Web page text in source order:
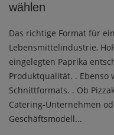
wählen
Das richtige Format für
Lebensmittelindustrie,
eingelegten Paprika
Produktqualität. .
Schnittformats. . Ob
Catering-Unternehmen
Geschäftsmodell...